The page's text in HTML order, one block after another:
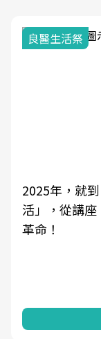
健康新生
的健康
良
學